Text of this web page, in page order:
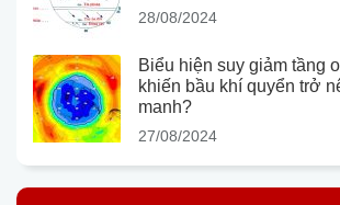
28/08/2024
Biểu hiện suy giảm tầng
khiến bầu khí quyển trở
manh?
27/08/2024